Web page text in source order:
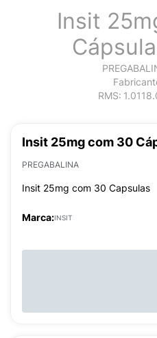
Insit
RMS:
Insit 25mg com 30
PREGABALINA
Insit 25mg com 30 Capsulas
Marca:INSIT